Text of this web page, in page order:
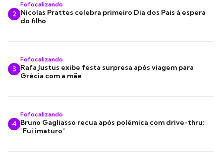
2
Fofocalizando
Nicolas Prattes celebra primeiro Dia dos Pais à espera
do filho
3
Fofocalizando
Rafa Justus exibe festa surpresa após viagem para
Grécia com a mãe
4
Fofocalizando
Bruno Gagliasso recua após polêmica com drive-thru:
"Fui imaturo"